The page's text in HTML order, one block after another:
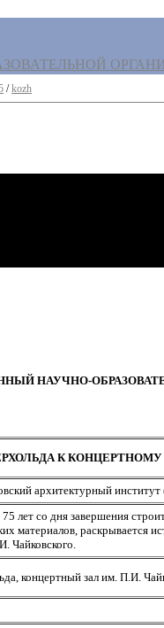
/kozh
НАУЧНО-
К
архитектурный институт
лет со дня завершения
материалов, раскрывается
Чайковского.
концертный зал им. П.И.